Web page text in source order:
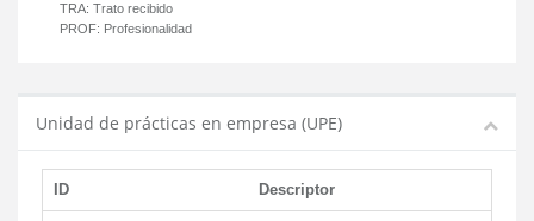
TRA: Trato recibido
PROF: Profesionalidad
Unidad de prácticas en empresa (UPE)
ID Descriptor